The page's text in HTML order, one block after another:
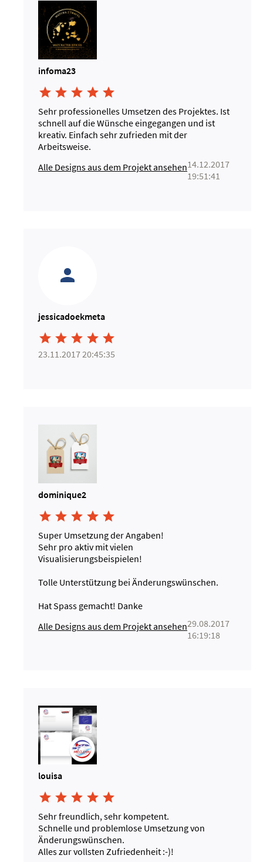
infoma23
    
Sehr professionelles Umsetzen des Projektes. Ist
schnell auf die Wünsche eingegangen und ist
kreativ. Einfach sehr zufrieden mit der
Arbeitsweise.
Alle Designs aus dem Projekt ansehen14.12.2017
19:51:41
jessicadoekmeta
    
23.11.2017 20:45:35
dominique2
    
Super Umsetzung der Angaben!
Sehr pro aktiv mit vielen
Visualisierungsbeispielen!
Tolle Unterstützung bei Änderungswünschen.
Hat Spass gemacht! Danke
Alle Designs aus dem Projekt ansehen29.08.2017
16:19:18
louisa
    
Sehr freundlich, sehr kompetent.
Schnelle und problemlose Umsetzung von
Änderungswünschen.
Alles zur vollsten Zufriedenheit :-)!